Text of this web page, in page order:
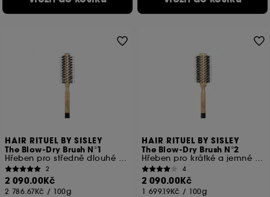
HAIR RITUEL BY SISLEY
The Blow-Dry Brush N°1
Hřeben pro středně dlouhé vlasy
2
2 090.00Kč
2 786.67Kč / 100g
HAIR RITUEL BY SISLEY
The Blow-Dry Brush N°2
Hřeben pro krátké a jemné vlasy
4
2 090.00Kč
1 699.19Kč / 100g